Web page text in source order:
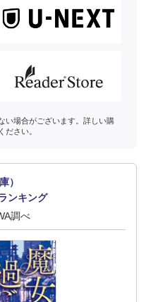
い場合がございます。詳しい購
ださい。
）
ンキング
調べ